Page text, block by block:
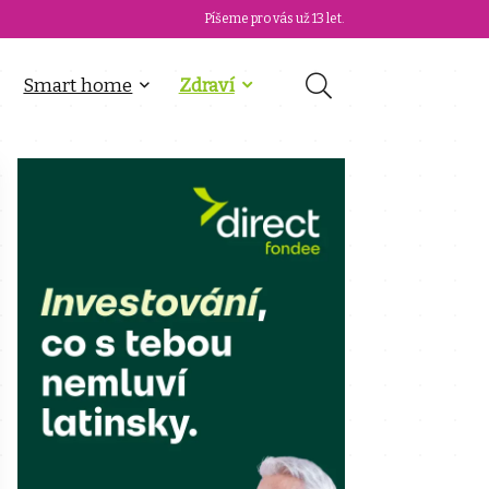
Píšeme pro vás už 13 let.
Smart home Zdraví